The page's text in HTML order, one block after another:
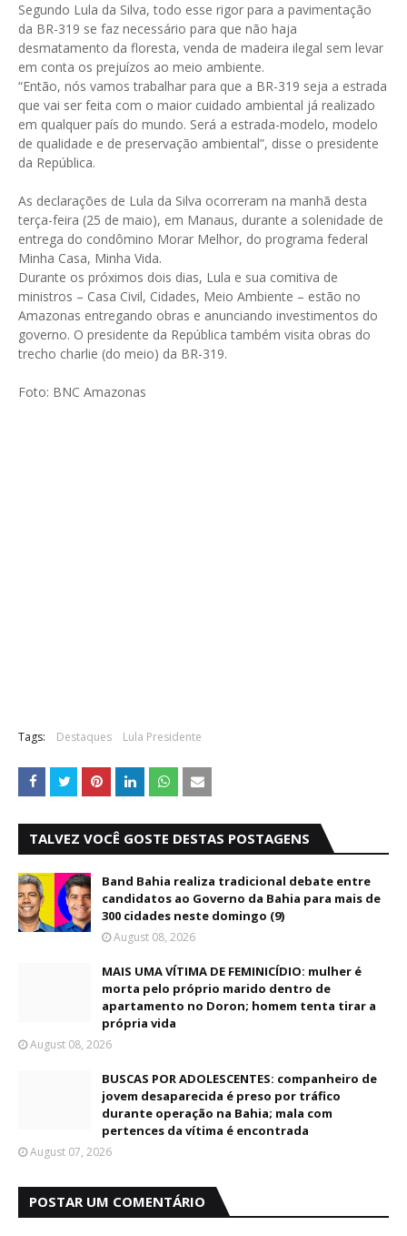
Segundo Lula da Silva, todo esse rigor para a pavimentação
da BR-319 se faz necessário para que não haja
desmatamento da floresta, venda de madeira ilegal sem levar
em conta os prejuízos ao meio ambiente.
“Então, nós vamos trabalhar para que a BR-319 seja a estrada
que vai ser feita com o maior cuidado ambiental já realizado
em qualquer país do mundo. Será a estrada-modelo, modelo
de qualidade e de preservação ambiental”, disse o presidente
da República.
As declarações de Lula da Silva ocorreram na manhã desta
terça-feira (25 de maio), em Manaus, durante a solenidade de
entrega do condômino Morar Melhor, do programa federal
Minha Casa, Minha Vida.
Durante os próximos dois dias, Lula e sua comitiva de
ministros – Casa Civil, Cidades, Meio Ambiente – estão no
Amazonas entregando obras e anunciando investimentos do
governo. O presidente da República também visita obras do
trecho charlie (do meio) da BR-319.
Foto: BNC Amazonas
Tags: Destaques Lula Presidente
TALVEZ VOCÊ GOSTE DESTAS POSTAGENS
Band Bahia realiza tradicional debate entre
candidatos ao Governo da Bahia para mais de
300 cidades neste domingo (9)
August 08, 2026
MAIS UMA VÍTIMA DE FEMINICÍDIO: mulher é
morta pelo próprio marido dentro de
apartamento no Doron; homem tenta tirar a
própria vida
August 08, 2026
BUSCAS POR ADOLESCENTES: companheiro de
jovem desaparecida é preso por tráfico
durante operação na Bahia; mala com
pertences da vítima é encontrada
August 07, 2026
POSTAR UM COMENTÁRIO